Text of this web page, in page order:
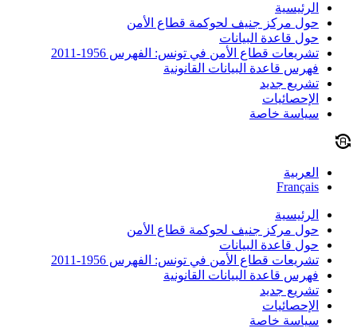
الرئيسية
حول مركز جنيف لحوكمة قطاع الأمن
حول قاعدة البيانات
تشريعات قطاع الأمن في تونس: الفهرس 1956-2011
فهرس قاعدة البيانات القانونية
تشريع جديد
الإحصائيات
سياسة خاصة
العربية
Français
الرئيسية
حول مركز جنيف لحوكمة قطاع الأمن
حول قاعدة البيانات
تشريعات قطاع الأمن في تونس: الفهرس 1956-2011
فهرس قاعدة البيانات القانونية
تشريع جديد
الإحصائيات
سياسة خاصة